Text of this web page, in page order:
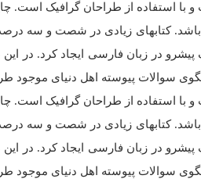
با استفاده از طراحان گرافیک است.
باشد. کتابهای زیادی در شصت و سه
در زبان فارسی ایجاد کرد. در
سوالات پیوسته اهل دنیای موجود
با استفاده از طراحان گرافیک است.
باشد. کتابهای زیادی در شصت و سه
در زبان فارسی ایجاد کرد. در
سوالات پیوسته اهل دنیای موجود